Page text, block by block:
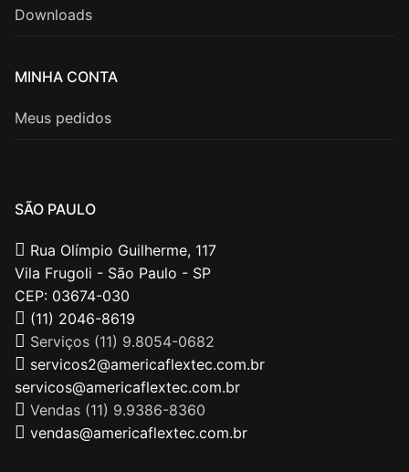
Downloads
MINHA CONTA
Meus pedidos
SÃO PAULO
Rua Olímpio Guilherme, 117
Vila Frugoli - São Paulo - SP
CEP: 03674-030
(11) 2046-8619
Serviços (11) 9.8054-0682
servicos2@americaflextec.com.br
servicos@americaflextec.com.br
Vendas (11) 9.9386-8360
vendas@americaflextec.com.br